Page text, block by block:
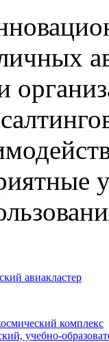
авиакластер
комплекс
учебно-